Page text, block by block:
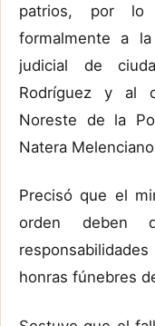
patrios, por lo
formalmente a
judicial de
Rodríguez y al
Noreste de la
Natera
Precisó que el
orden deben
honras fúnebres